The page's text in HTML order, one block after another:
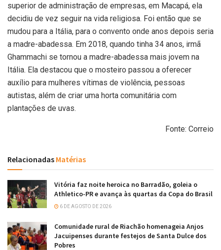
superior de administração de empresas, em Macapá, ela
decidiu de vez seguir na vida religiosa. Foi então que se
mudou para a Itália, para o convento onde anos depois seria
a madre-abadessa. Em 2018, quando tinha 34 anos, irmã
Ghammachi se tornou a madre-abadessa mais jovem na
Itália. Ela destacou que o mosteiro passou a oferecer
auxílio para mulheres vítimas de violência, pessoas
autistas, além de criar uma horta comunitária com
plantações de uvas.
Fonte: Correio
Relacionadas Matérias
Vitória faz noite heroica no Barradão, goleia o
Athletico-PR e avança às quartas da Copa do Brasil
6 DE AGOSTO DE 2026
Comunidade rural de Riachão homenageia Anjos
Jacuipenses durante festejos de Santa Dulce dos
Pobres